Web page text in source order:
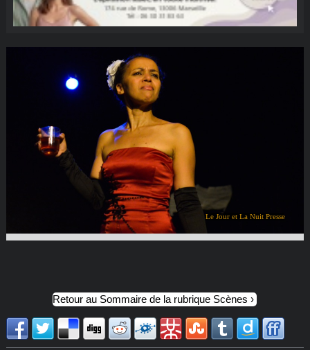
Le Jour et La Nuit Presse
Retour au Sommaire de la rubrique Scènes